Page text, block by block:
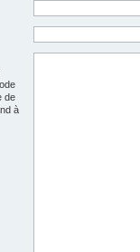
de
à